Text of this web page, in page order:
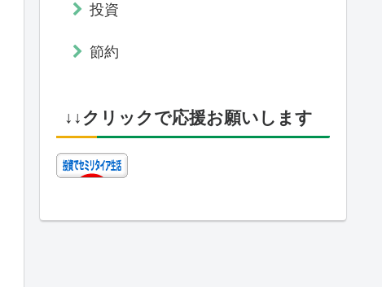
投資
節約
↓↓クリックで応援お願いします